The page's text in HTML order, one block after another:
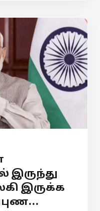
இருந்து
இருக்க